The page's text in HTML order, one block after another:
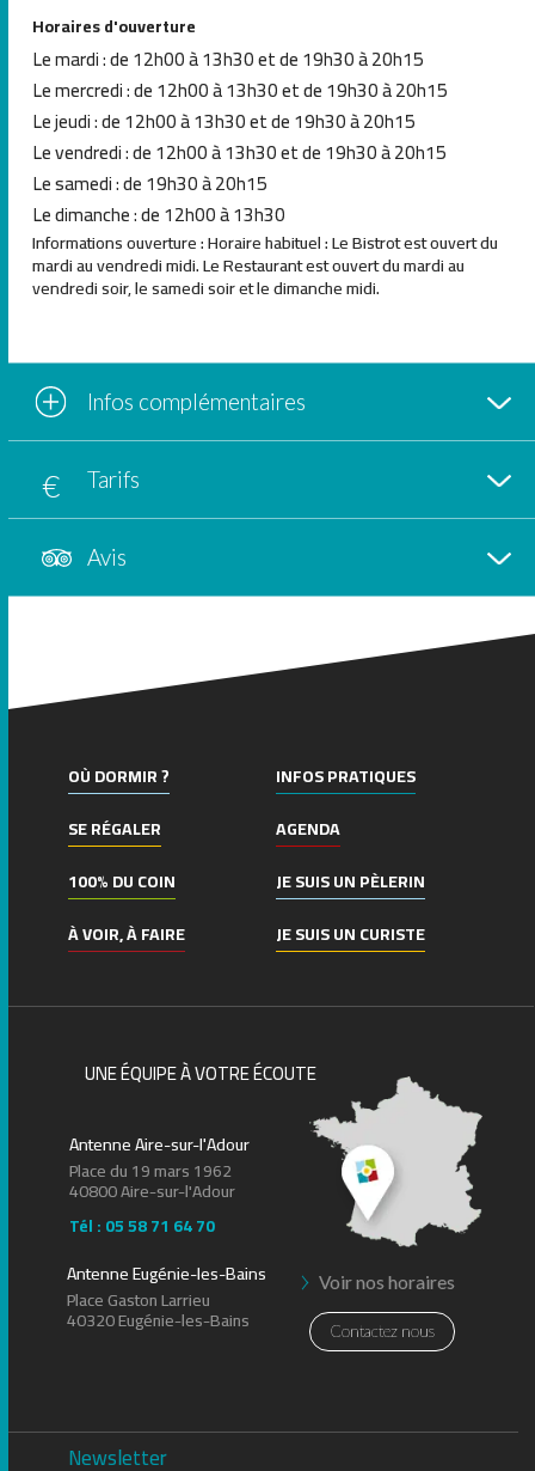
Horaires d'ouverture
Le mardi : de 12h00 à 13h30 et de 19h30 à 20h15
Le mercredi : de 12h00 à 13h30 et de 19h30 à 20h15
Le jeudi : de 12h00 à 13h30 et de 19h30 à 20h15
Le vendredi : de 12h00 à 13h30 et de 19h30 à 20h15
Le samedi : de 19h30 à 20h15
Le dimanche : de 12h00 à 13h30
Informations ouverture : Horaire habituel : Le Bistrot est ouvert du
mardi au vendredi midi. Le Restaurant est ouvert du mardi au
vendredi soir, le samedi soir et le dimanche midi.
Infos complémentaires
Tarifs
Avis
OÙ DORMIR ?
SE RÉGALER
100% DU COIN
À VOIR, À FAIRE
INFOS PRATIQUES
AGENDA
JE SUIS UN PÈLERIN
JE SUIS UN CURISTE
Newsletter
UNE ÉQUIPE À VOTRE ÉCOUTE
Antenne Aire-sur-l'Adour
Place du 19 mars 1962
40800 Aire-sur-l'Adour
Tél : 05 58 71 64 70
Voir nos horaires
Antenne Eugénie-les-Bains
Place Gaston Larrieu
40320 Eugénie-les-Bains Contactez nous